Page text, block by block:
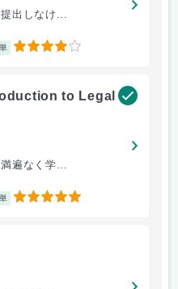
出しなけ...
4
to Legal
遍なく学...
5